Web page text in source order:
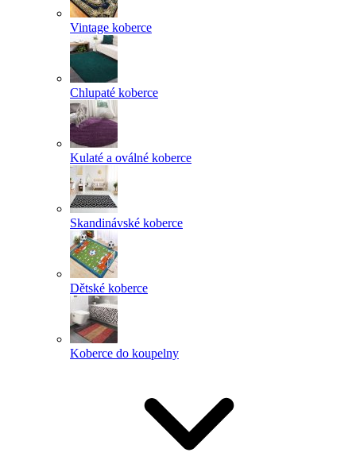
Vintage koberce
Chlupaté koberce
Kulaté a oválné koberce
Skandinávské koberce
Dětské koberce
Koberce do koupelny